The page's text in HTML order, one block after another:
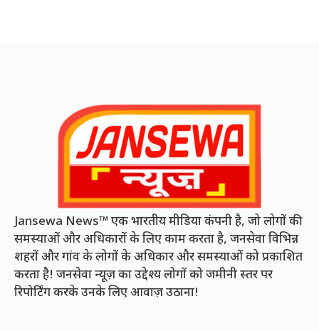
Jansewa News™ एक भारतीय मीडिया कंपनी है, जो लोगों की
समस्याओं और अधिकारों के लिए काम करता है, जनसेवा विभिन्न
शहरों और गांव के लोगों के अधिकार और समस्याओं को प्रकाशित
करता है! जनसेवा न्यूज़ का उद्देश्य लोगों को जमीनी स्तर पर
रिपोर्टिंग करके उनके लिए आवाज़ उठाना!